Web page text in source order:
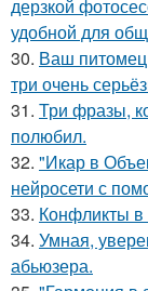
дерзкой
удобной для
30. Ваш питомец
три очень
31. Три фразы,
полюбил.
32. "Икар в
нейросети с
33. Конфликты
34. Умная,
абьюзера.